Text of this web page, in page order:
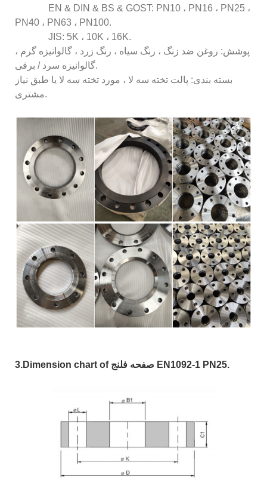
EN & DIN & BS & GOST: PN10 ، PN16 ، PN25 ،
PN40 ، PN63 ، PN100.
JIS: 5K ، 10K ، 16K.
پوشش: روغن ضد زنگ ، رنگ سیاه ، رنگ زرد ، گالوانیزه گرم ،
گالوانیزه سرد / برقی.
بسته بندی: پالت تخته سه لا ، مورد تخته سه لا یا طبق نیاز
مشتری.
3.Dimension chart of صفحه فلنج EN1092-1 PN25.